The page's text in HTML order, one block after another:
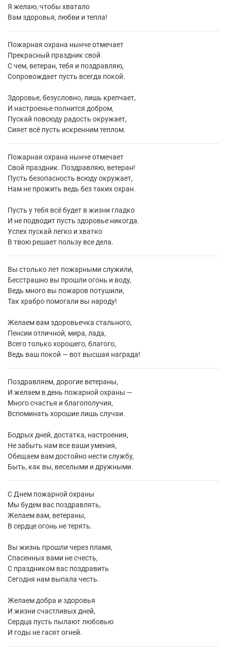
Я желаю, чтобы хватало
Вам здоровья, любви и тепла!
Пожарная охрана нынче отмечает
Прекрасный праздник свой.
С чем, ветеран, тебя и поздравляю,
Сопровождает пусть всегда покой.
Здоровье, безусловно, лишь крепчает,
И настроенье полнится добром,
Пускай повсюду радость окружает,
Сияет всё пусть искренним теплом.
Пожарная охрана нынче отмечает
Свой праздник. Поздравляю, ветеран!
Пусть безопасность всюду окружает,
Нам не прожить ведь без таких охран.
Пусть у тебя всё будет в жизни гладко
И не подводит пусть здоровье никогда.
Успех пускай легко и хватко
В твою решает пользу все дела.
Вы столько лет пожарными служили,
Бесстрашно вы прошли огонь и воду,
Ведь много вы пожаров потушили,
Так храбро помогали вы народу!
Желаем вам здоровьечка стального,
Пенсии отличной, мира, лада,
Всего только хорошего, благого,
Ведь ваш покой — вот высшая награда!
Поздравляем, дорогие ветераны,
И желаем в день пожарной охраны —
Много счастья и благополучия,
Вспоминать хорошие лишь случаи.
Бодрых дней, достатка, настроения,
Не забыть нам все ваши умения,
Обещаем вам достойно нести службу,
Быть, как вы, веселыми и дружными.
С Днем пожарной охраны
Мы будем вас поздравлять,
Желаем вам, ветераны,
В сердце огонь не терять.
Вы жизнь прошли через пламя,
Спасенных вами не счесть,
С праздником вас поздравить
Сегодня нам выпала честь.
Желаем добра и здоровья
И жизни счастливых дней,
Сердца пусть пылают любовью
И годы не гасят огней.